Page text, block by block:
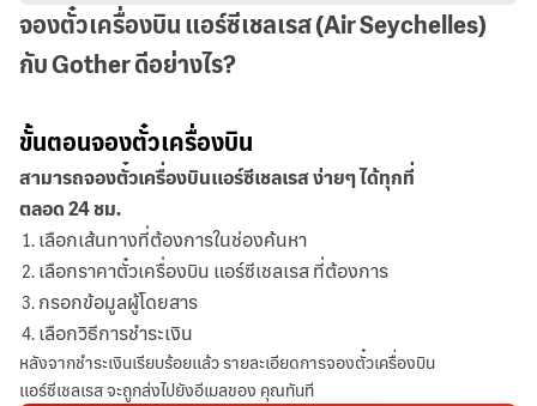
จองตั๋วเครื่องบิน แอร์ซีเชลเรส (Air Seychelles)
กับ Gother ดีอย่างไร?
ขั้นตอนจองตั๋วเครื่องบิน
สามารถจองตั๋วเครื่องบินแอร์ซีเชลเรส ง่ายๆ ได้ทุกที่
ตลอด 24 ชม.
เลือกเส้นทางที่ต้องการในช่องค้นหา
เลือกราคาตั๋วเครื่องบิน แอร์ซีเชลเรส ที่ต้องการ
กรอกข้อมูลผู้โดยสาร
เลือกวิธีการชำระเงิน
หลังจากชำระเงินเรียบร้อยแล้ว รายละเอียดการจองตั๋วเครื่องบิน
แอร์ซีเชลเรส จะถูกส่งไปยังอีเมลของ คุณทันที